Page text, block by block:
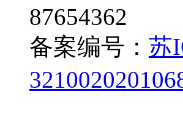
87654362
备案编号： 苏